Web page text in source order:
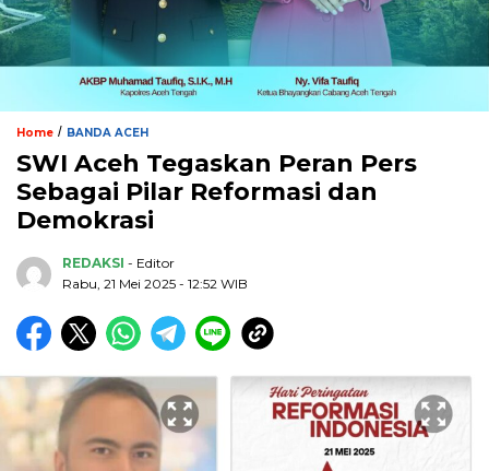
Home / BANDA ACEH
SWI Aceh Tegaskan Peran Pers
Sebagai Pilar Reformasi dan
Demokrasi
REDAKSI - Editor
Rabu, 21 Mei 2025 - 12:52 WIB